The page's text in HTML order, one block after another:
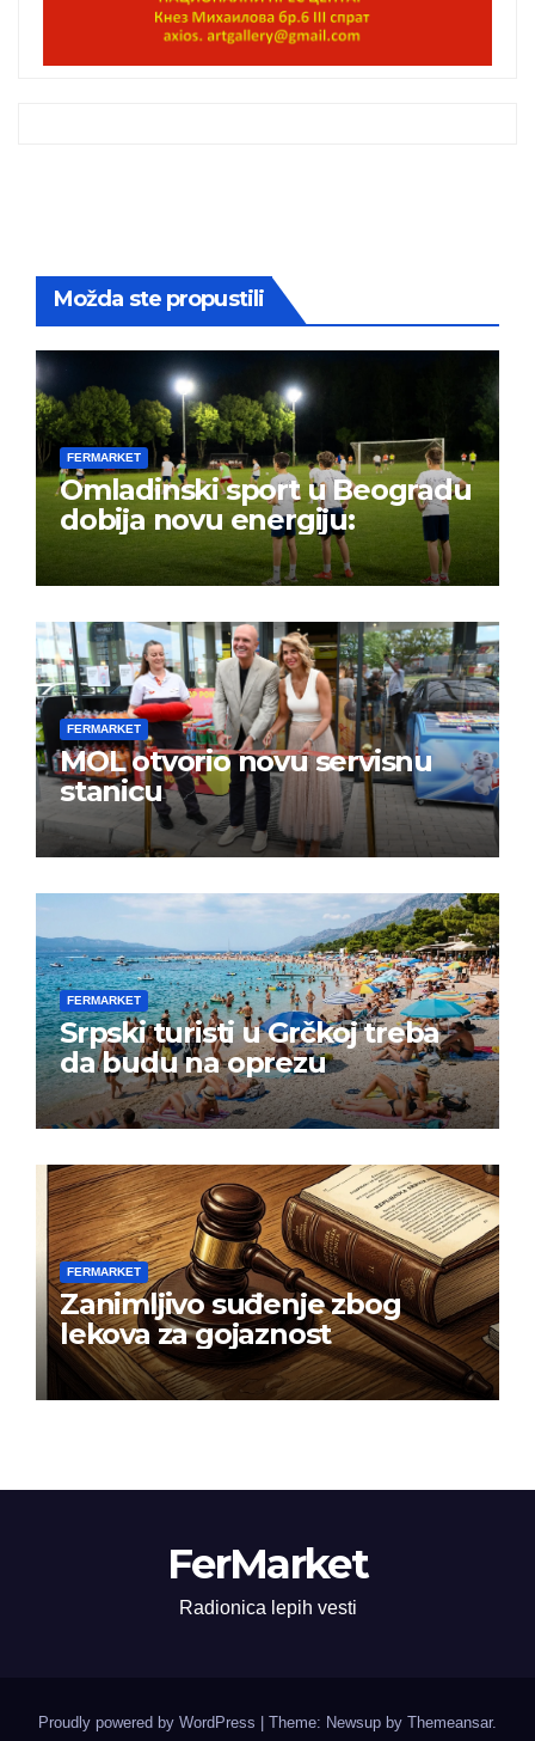
Možda ste propustili
FERMARKET
Omladinski sport u Beogradu
dobija novu energiju:
FERMARKET
MOL otvorio novu servisnu
stanicu
FERMARKET
Srpski turisti u Grčkoj treba
da budu na oprezu
FERMARKET
Zanimljivo suđenje zbog
lekova za gojaznost
FerMarket
Radionica lepih vesti
Proudly powered by WordPress | Theme: Newsup by Themeansar.